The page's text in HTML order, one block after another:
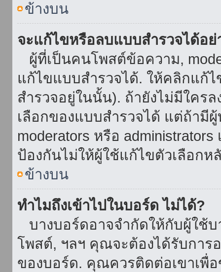
ข้างบน
จะแก้ไขหรือลบแบบสำรวจได้อย่
ผู้ที่เป็นคนโพสต์ข้อความ,
แก้ไขแบบสำรวจได้. ให้คลิกแก้
สำรวจอยู่ในนั้น). ถ้ายังไม่มีใค
เลือกของแบบสำรวจได้ แต่ถ้ามี
moderators หรือ
ป้องกันไม่ให้ผู้ใช้แก้ไขตัวเลือกห
ข้างบน
ทำไมถึงเข้าไปในบอร์ด ไม่ได้?
บางบอร์ดอาจจำกัดให้กับผู้ใช้บ
โพสต์, ฯลฯ คุณจะต้องได้รับการ
ของบอร์ด. คุณควรติดต่อเขาเพื่